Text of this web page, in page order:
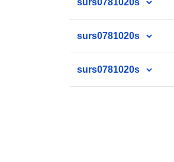
surs0781020s
surs0781020s